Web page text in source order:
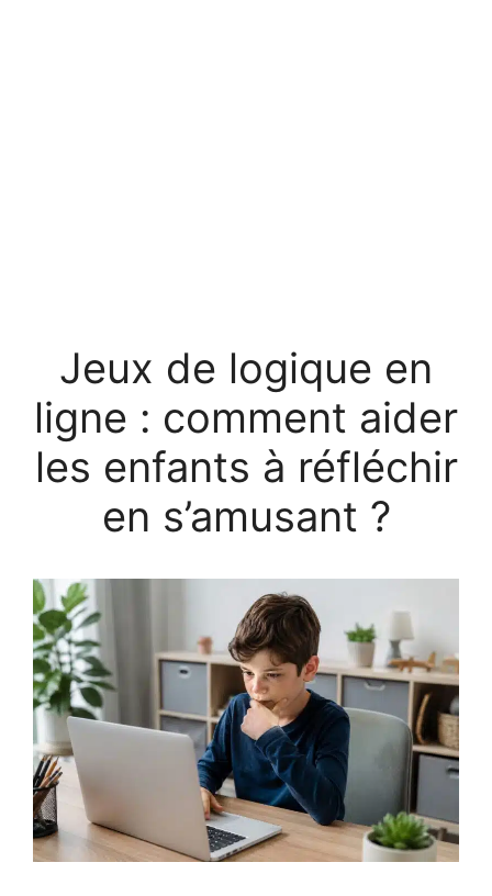
Jeux de logique en
ligne : comment aider
les enfants à réfléchir
en s’amusant ?